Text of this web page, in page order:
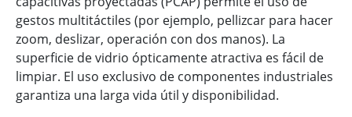
gestos multitáctiles (por ejemplo, pellizcar para hacer
zoom, deslizar, operación con dos manos). La
superficie de vidrio ópticamente atractiva es fácil de
limpiar. El uso exclusivo de componentes industriales
garantiza una larga vida útil y disponibilidad.